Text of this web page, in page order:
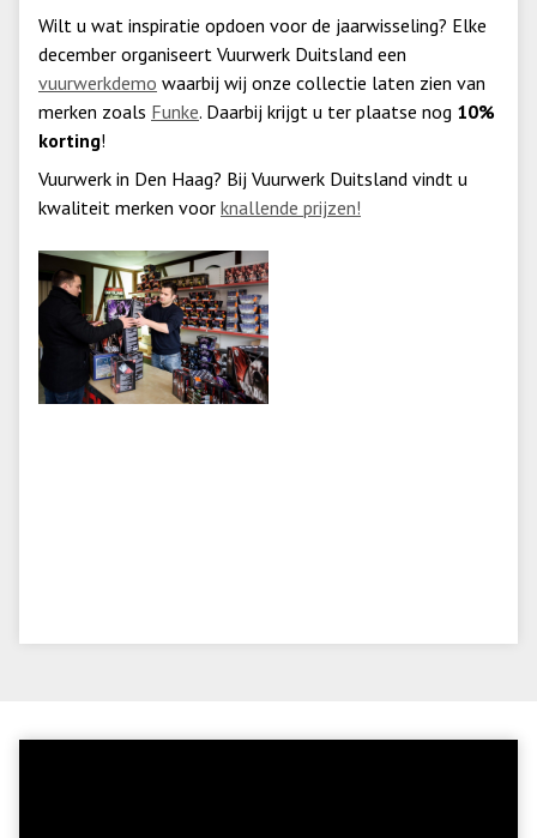
Wilt u wat inspiratie opdoen voor de jaarwisseling? Elke
december organiseert Vuurwerk Duitsland een
vuurwerkdemo waarbij wij onze collectie laten zien van
merken zoals Funke. Daarbij krijgt u ter plaatse nog 10%
korting!
Vuurwerk in Den Haag? Bij Vuurwerk Duitsland vindt u
kwaliteit merken voor knallende prijzen!